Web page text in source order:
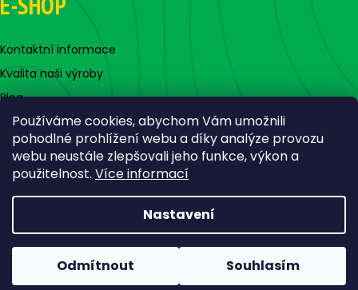
Používáme cookies, abychom Vám umožnili
pohodlné prohlížení webu a díky analýze provozu
webu neustále zlepšovali jeho funkce, výkon a
použitelnost. Více informací
Nastavení
Odmítnout Souhlasím
Kontaktní informace
Kvalita naši výroby
Blog
Copyright 2026Jigovky.cz. Všechna práva vyhrazena.
Upravit nastavení cookies